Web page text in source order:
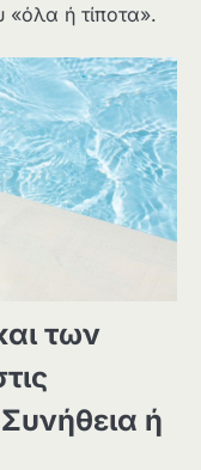
«όλα ή τίποτα».
των
ή